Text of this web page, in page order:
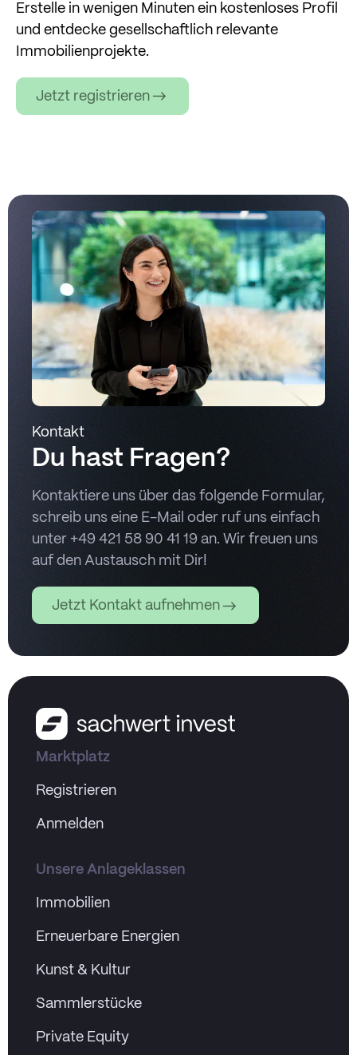
Erstelle in wenigen Minuten ein kostenloses Profil
und entdecke gesellschaftlich relevante
Immobilienprojekte.
Jetzt registrieren
Kontakt
Du hast Fragen?
Kontaktiere uns über das folgende Formular,
schreib uns eine E-Mail oder ruf uns einfach
unter +49 421 58 90 41 19 an. Wir freuen uns
auf den Austausch mit Dir!
Jetzt Kontakt aufnehmen
Marktplatz
Registrieren
Anmelden
Unsere Anlageklassen
Immobilien
Erneuerbare Energien
Kunst & Kultur
Sammlerstücke
Private Equity